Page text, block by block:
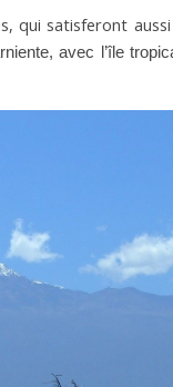
qui satisferont
avec l’île